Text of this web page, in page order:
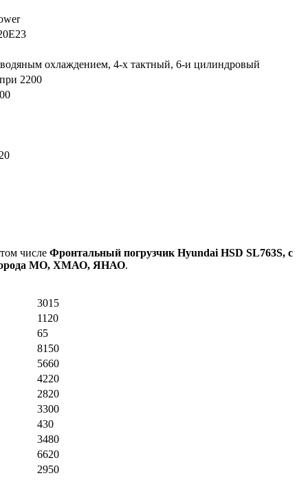
водяным охлаждением, 4-х тактный, 6-и цилиндровый
2200
числе Фронтальный погрузчик Hyundai HSD SL763S, с
города МО, ХМАО, ЯНАО.
3015
1120
65
8150
5660
4220
2820
3300
430
3480
6620
2950